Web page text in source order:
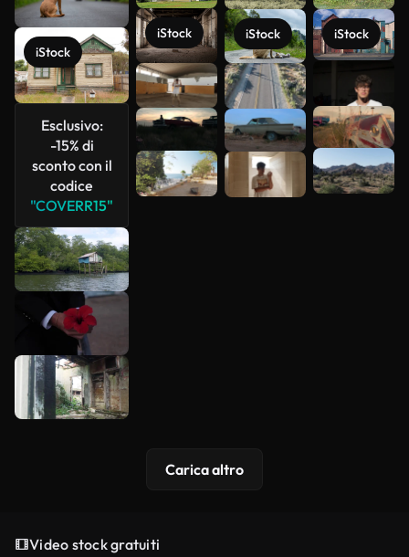
iStock
Esclusivo:
-15% di
sconto con il
codice
"COVERR15"
iStock iStock iStock
Scopri di
Carica altro
Video stock gratuiti